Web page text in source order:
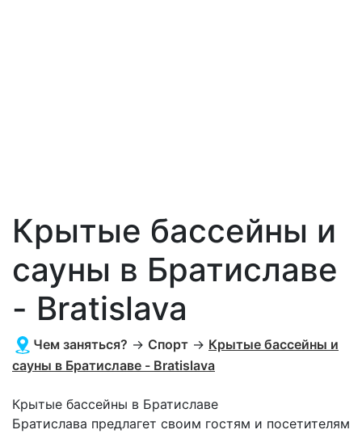
Крытые бассейны и
сауны в Братиславе
- Bratislava
Чем заняться? → Спорт → Крытые бассейны и
сауны в Братиславе - Bratislava
Крытые бассейны в Братиславе
Братислава предлагет своим гостям и посетителям